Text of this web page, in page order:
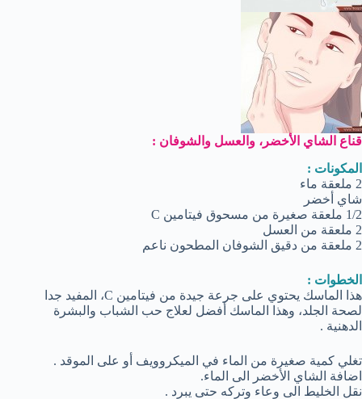
قناع الشاي الأخضر، والعسل والشوفان :
المكونات :
2 ملعقة ماء
شاي أخضر
1/2 ملعقة صغيرة من مسحوق فيتامين C
2 ملعقة من العسل
2 ملعقة من دقيق الشوفان المطحون ناعم
الخطوات :
هذا الماسك يحتوي على جرعة جيدة من فيتامين C، المفيد جدا
لصحة الجلد، وهذا الماسك أفضل لعلاج حب الشباب والبشرة
الدهنية .
تغلي كمية صغيرة من الماء في الميكروويف أو على الموقد .
اضافة الشاي الأخضر الى الماء.
نقل الخليط الى وعاء وتركه حتى يبرد .